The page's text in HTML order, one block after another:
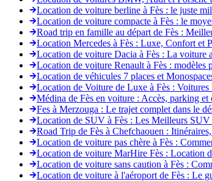
Location de voiture berline à Fès : le juste
Location de voiture compacte à Fès : le
Road trip en famille au départ de Fès :
Location Mercedes à Fès : Luxe, Confort et
Location de voiture Dacia à Fès : La voiture
Location de voiture Renault à Fès : modèles
Location de véhicules 7 places et
Location de Voiture de Luxe à Fès :
Médina de Fès en voiture : Accès, parking
Fes à Merzouga : Le trajet complet dans le
Location de SUV à Fès : Les Meilleurs
Road Trip de Fès à Chefchaouen :
Location de voiture pas chère à Fès :
Location de voiture MarHire Fès : Location
Location de voiture sans caution à Fès :
Location de voiture à l'aéroport de Fès : Le